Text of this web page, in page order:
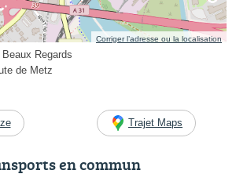
Corriger l’adresse ou la localisation
Regards
de Metz
Trajet Maps
en commun